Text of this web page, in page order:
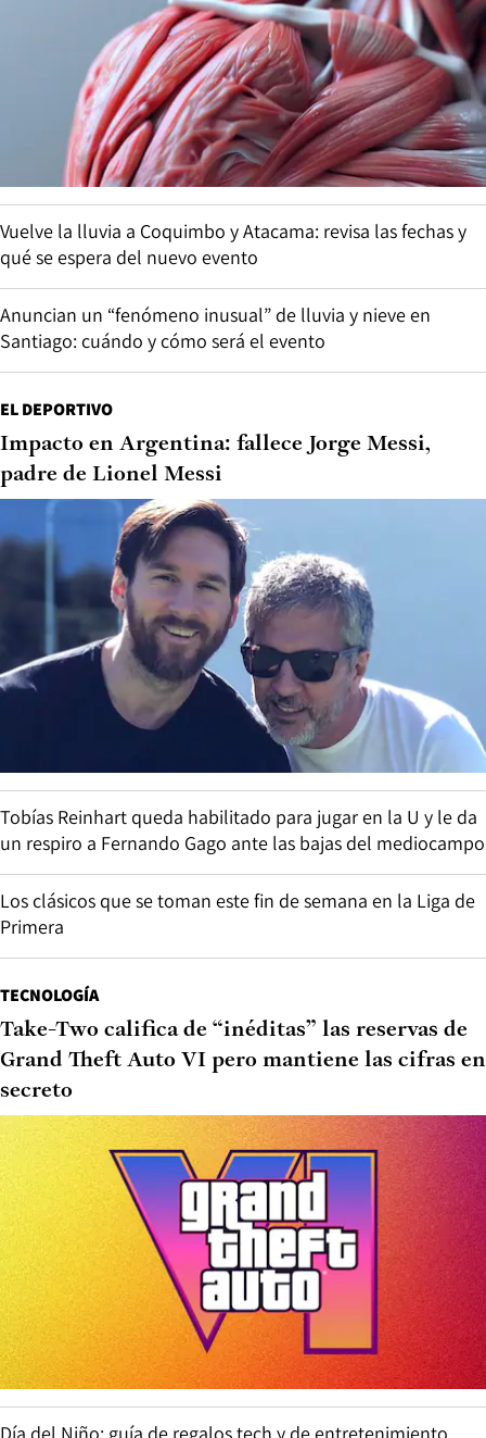
Vuelve la lluvia a Coquimbo y Atacama: revisa las fechas y
qué se espera del nuevo evento
Anuncian un “fenómeno inusual” de lluvia y nieve en
Santiago: cuándo y cómo será el evento
EL DEPORTIVO
Impacto en Argentina: fallece Jorge Messi,
padre de Lionel Messi
Tobías Reinhart queda habilitado para jugar en la U y le da
un respiro a Fernando Gago ante las bajas del mediocampo
Los clásicos que se toman este fin de semana en la Liga de
Primera
TECNOLOGÍA
Take-Two califica de “inéditas” las reservas de
Grand Theft Auto VI pero mantiene las cifras en
secreto
Día del Niño: guía de regalos tech y de entretenimiento